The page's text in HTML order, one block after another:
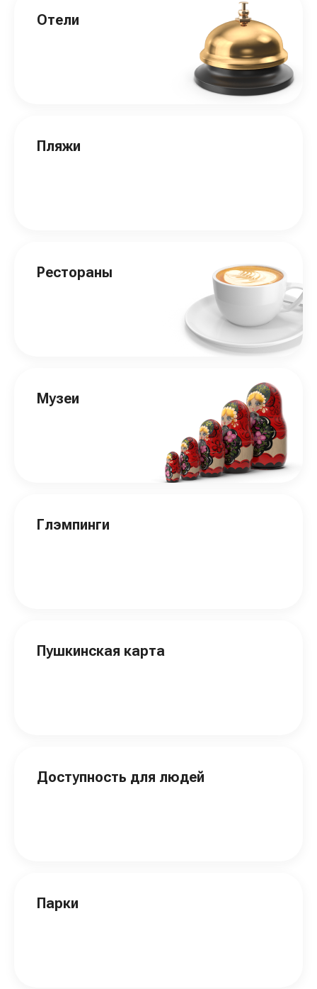
Отели
Пляжи
Рестораны
Музеи
Глэмпинги
Пушкинская карта
Доступность для людей
Парки